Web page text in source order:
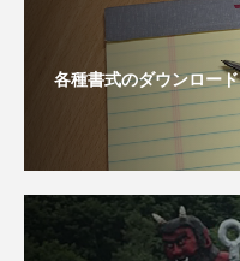
各種書式のダウンロード